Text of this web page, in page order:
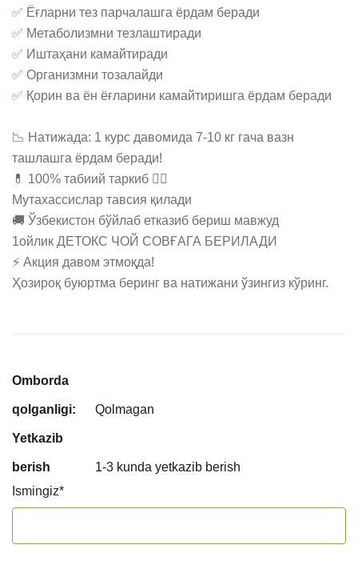
✅ Ёғларни тез парчалашга ёрдам беради
✅ Метаболизмни тезлаштиради
✅ Иштаҳани камайтиради
✅ Организмни тозалайди
✅ Қорин ва ён ёғларини камайтиришга ёрдам беради
📉 Натижада: 1 курс давомида 7-10 кг гача вазн
ташлашга ёрдам беради!
💊 100% табиий таркиб 👩‍⚕️
Мутахассислар тавсия қилади
🚚 Ўзбекистон бўйлаб етказиб бериш мавжуд
1ойлик ДЕТОКС ЧОЙ СОВҒАГА БЕРИЛАДИ
⚡ Акция давом этмоқда!
Ҳозироқ буюртма беринг ва натижани ўзингиз кўринг.
Omborda
qolganligi: Qolmagan
Yetkazib
berish
1-3 kunda yetkazib berish
Ismingiz*